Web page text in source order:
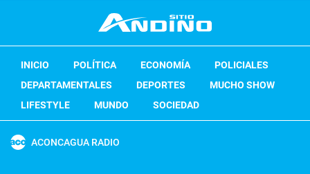
INICIO POLÍTICA ECONOMÍA
POLICIALES
DEPARTAMENTALES
DEPORTES
MUCHO SHOW
LIFESTYLE
MUNDO SOCIEDAD
ACONCAGUA RADIO